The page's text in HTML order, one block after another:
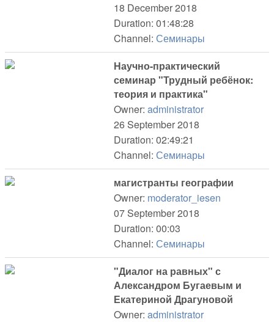
18 December 2018
Duration: 01:48:28
Channel: Семинары
Научно-практический
семинар "Трудный ребёнок:
теория и практика"
Owner: administrator
26 September 2018
Duration: 02:49:21
Channel: Семинары
магистранты географии
Owner: moderator_iesen
07 September 2018
Duration: 00:03
Channel: Семинары
"Диалог на равных" с
Александром Бугаевым и
Екатериной Драгуновой
Owner: administrator